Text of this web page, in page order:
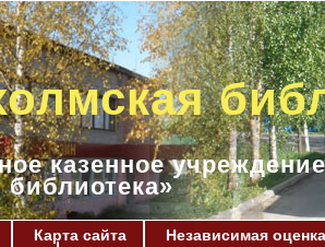
казенное
библиотека»
Карта сайта Независимая